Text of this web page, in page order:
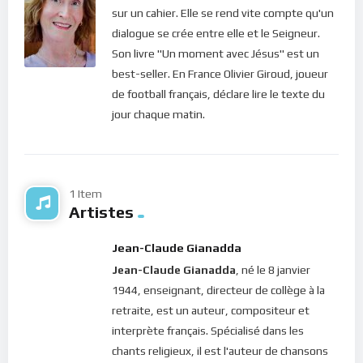
notre volonté soit alignée sur celle de Dieu. Voilà pourquoi le
Christ nous demande, en ce jour, d’exercer notre volonté à lui
faire conscience. Cela peut se faire dans les petites choses : au
lieu de monter toute suite dans le mental et commencer à
analyser, exercons-nous à suivre notre intuition.
à toutes nos afflictions. Nous devons toujours nous rappeler
que nous sommes une terre d’expérimentation et que ce que
réalité. Alors exerçons-nous à faire confiance à Dieu, un peu
plus, chaque jour !
Bonne méditation.
Pour vous inscrire directement aux publications, veuillez
sur un cahier. Elle se rend vite compte qu'un
dialogue se crée entre elle et le Seigneur.
Son livre "Un moment avec Jésus" est un
best-seller. En France Olivier Giroud, joueur
de football français, déclare lire le texte du
jour chaque matin.
1 Item
Artistes
Jean-Claude Gianadda
Jean-Claude Gianadda , né le 8 janvier
1944, enseignant, directeur de collège à la
retraite, est un auteur, compositeur et
interprète français. Spécialisé dans les
chants religieux, il est l'auteur de chansons